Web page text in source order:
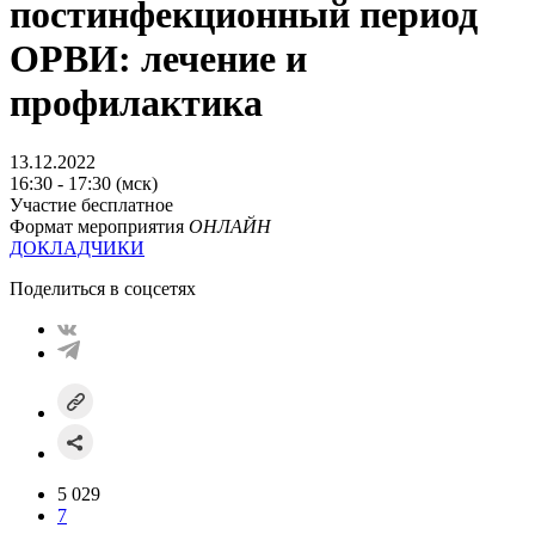
постинфекционный период
ОРВИ: лечение и
профилактика
13.12.2022
16:30 - 17:30 (мск)
Участие бесплатное
Формат мероприятия ОНЛАЙН
ДОКЛАДЧИКИ
Поделиться в соцсетях
5 029
7